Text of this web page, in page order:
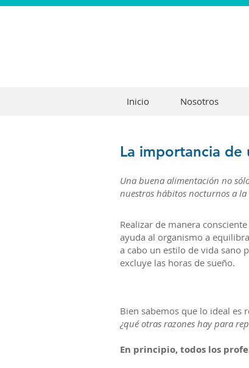
Inicio Nosotros
La importancia de
Una buena alimentación no
nuestros hábitos nocturnos a
Bien sabemos que lo ideal es
¿qué otras razones hay para
En principio, todos los
Realizar de manera
ayuda al organismo a
a cabo un estilo de vida sano
excluye las horas de sueño.